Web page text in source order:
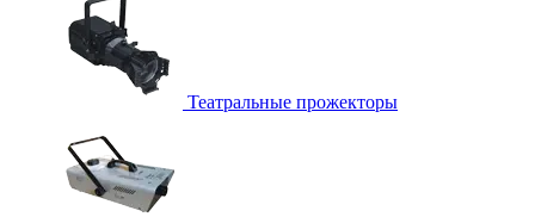
Театральные прожекторы